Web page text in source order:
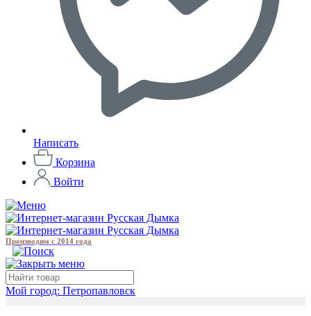
Написать
Корзина
Войти
Производим с 2014 года
Мой город: Петропавловск